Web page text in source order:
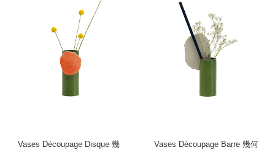
Vases Découpage Disque 幾
Vases Découpage Barre 幾何